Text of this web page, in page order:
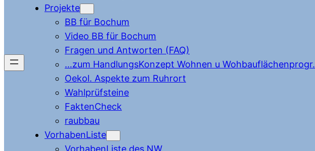
Projekte
BB für Bochum
Video BB für Bochum
Fragen und Antworten (FAQ)
…zum HandlungsKonzept Wohnen u Wohbauflächenprogr.
Oekol. Aspekte zum Ruhrort
Wahlprüfsteine
FaktenCheck
raubbau
VorhabenListe